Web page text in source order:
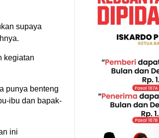
supaya
kegiatan
punya benteng
ibu dan bapak-
ini